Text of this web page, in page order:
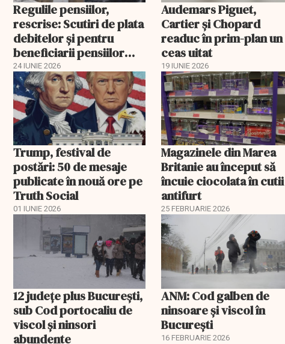
Regulile pensiilor,
rescrise: Scutiri de plata
debitelor și pentru
beneficiarii pensiilor
militare
24 IUNIE 2026
Audemars Piguet,
Cartier și Chopard
readuc în prim-plan un
ceas uitat
19 IUNIE 2026
Trump, festival de
postări: 50 de mesaje
publicate în nouă ore pe
Truth Social
01 IUNIE 2026
Magazinele din Marea
Britanie au început să
încuie ciocolata în cutii
antifurt
25 FEBRUARIE 2026
12 județe plus București,
sub Cod portocaliu de
viscol și ninsori
abundente
ANM: Cod galben de
ninsoare și viscol în
București
16 FEBRUARIE 2026